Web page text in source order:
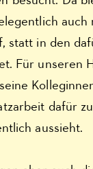
auch
statt in den
Für unseren
dafür
aussieht.